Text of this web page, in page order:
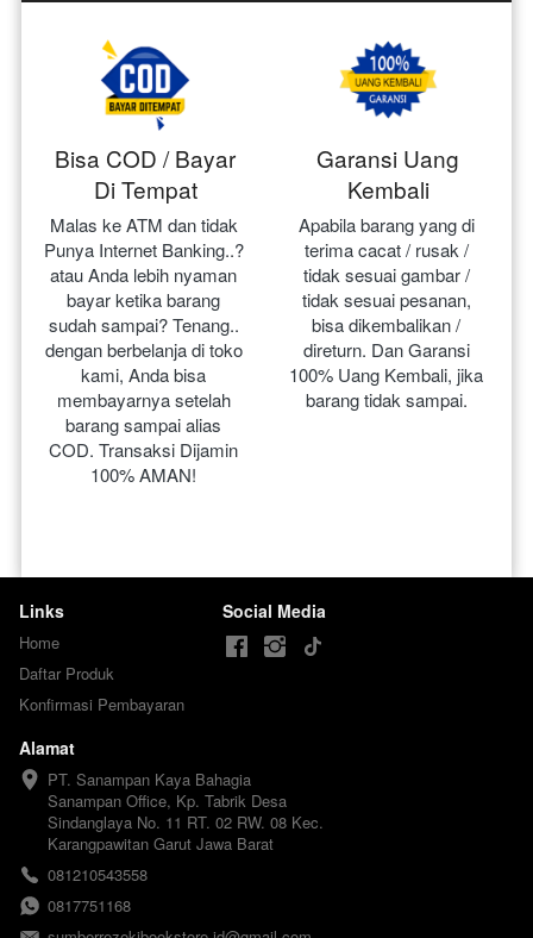
Bisa COD / Bayar
Di Tempat
Malas ke ATM dan tidak
Punya Internet Banking..?
atau Anda lebih nyaman
bayar ketika barang
sudah sampai? Tenang..
dengan berbelanja di toko
kami, Anda bisa
membayarnya setelah
barang sampai alias
COD. Transaksi Dijamin
100% AMAN!
Garansi Uang
Kembali
Apabila barang yang di
terima cacat / rusak /
tidak sesuai gambar /
tidak sesuai pesanan,
bisa dikembalikan /
direturn. Dan Garansi
100% Uang Kembali, jika
barang tidak sampai.
Links
Home
Daftar Produk
Konfirmasi Pembayaran
Social Media
Alamat
PT. Sanampan Kaya Bahagia
Sanampan Office, Kp. Tabrik Desa
Sindanglaya No. 11 RT. 02 RW. 08 Kec.
Karangpawitan Garut Jawa Barat
081210543558
0817751168